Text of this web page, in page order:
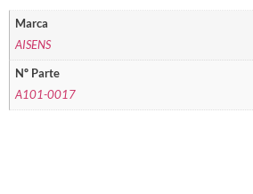
Marca
AISENS
Nº Parte
A101-0017